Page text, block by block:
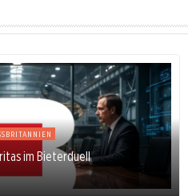
im Bieterduell